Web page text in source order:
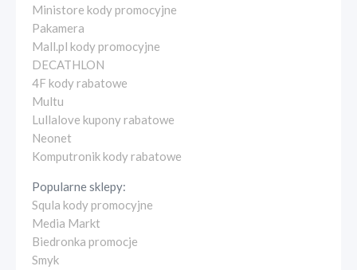
Ministore kody promocyjne
Pakamera
Mall.pl kody promocyjne
DECATHLON
4F kody rabatowe
Multu
Lullalove kupony rabatowe
Neonet
Komputronik kody rabatowe
Popularne sklepy:
Squla kody promocyjne
Media Markt
Biedronka promocje
Smyk